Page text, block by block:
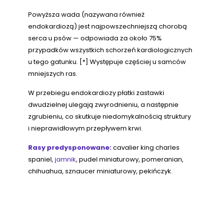
Powyższa wada (nazywana również
endokardiozą) jest najpowszechniejszą chorobą
serca u psów — odpowiada za około 75%
przypadków wszystkich schorzeń kardiologicznych
u tego gatunku. [*] Występuje częściej u samców
mniejszych ras.
W przebiegu endokardiozy płatki zastawki
dwudzielnej ulegają zwyrodnieniu, a następnie
zgrubieniu, co skutkuje niedomykalnością struktury
i nieprawidłowym przepływem krwi.
Rasy predysponowane:cavalier king charles
spaniel, jamnik, pudel miniaturowy, pomeranian,
chihuahua, sznaucer miniaturowy, pekińczyk.